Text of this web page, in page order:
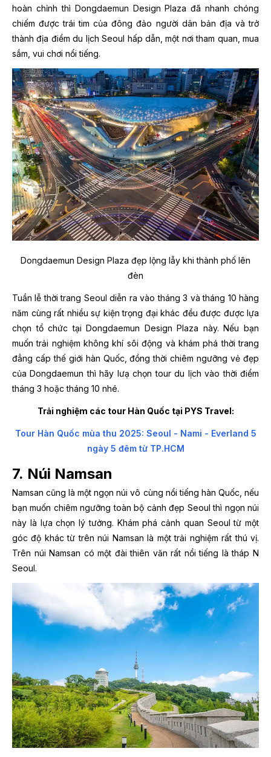
hoàn chỉnh thì Dongdaemun Design Plaza đã nhanh chóng
chiếm được trái tim của đông đảo người dân bản địa và trở
thành địa điểm du lịch Seoul hấp dẫn, một nơi tham quan, mua
sắm, vui chơi nổi tiếng.
Dongdaemun Design Plaza đẹp lộng lẫy khi thành phố lên
đèn
Tuần lễ thời trang Seoul diễn ra vào tháng 3 và tháng 10 hàng
năm cùng rất nhiều sự kiện trọng đại khác đều được được lựa
chọn tổ chức tại Dongdaemun Design Plaza này. Nếu bạn
muốn trải nghiệm không khí sôi động và khám phá thời trang
đẳng cấp thế giới hàn Quốc, đồng thời chiêm ngưỡng vẻ đẹp
của Dongdaemun thì hãy lưạ chọn tour du lịch vào thời điểm
tháng 3 hoặc tháng 10 nhé.
Trải nghiệm các tour Hàn Quốc tại PYS Travel:
Tour Hàn Quốc mùa thu 2025: Seoul - Nami - Everland 5
ngày 5 đêm từ TP.HCM
7. Núi Namsan
Namsan cũng là một ngọn núi vô cùng nổi tiếng hàn Quốc, nếu
bạn muốn chiêm ngưỡng toàn bộ cảnh đẹp Seoul thì ngọn núi
này là lựa chọn lý tưởng. Khám phá cảnh quan Seoul từ một
góc độ khác từ trên núi Namsan là một trải nghiệm rất thú vị.
Trên núi Namsan có một đài thiên văn rất nổi tiếng là tháp N
Seoul.